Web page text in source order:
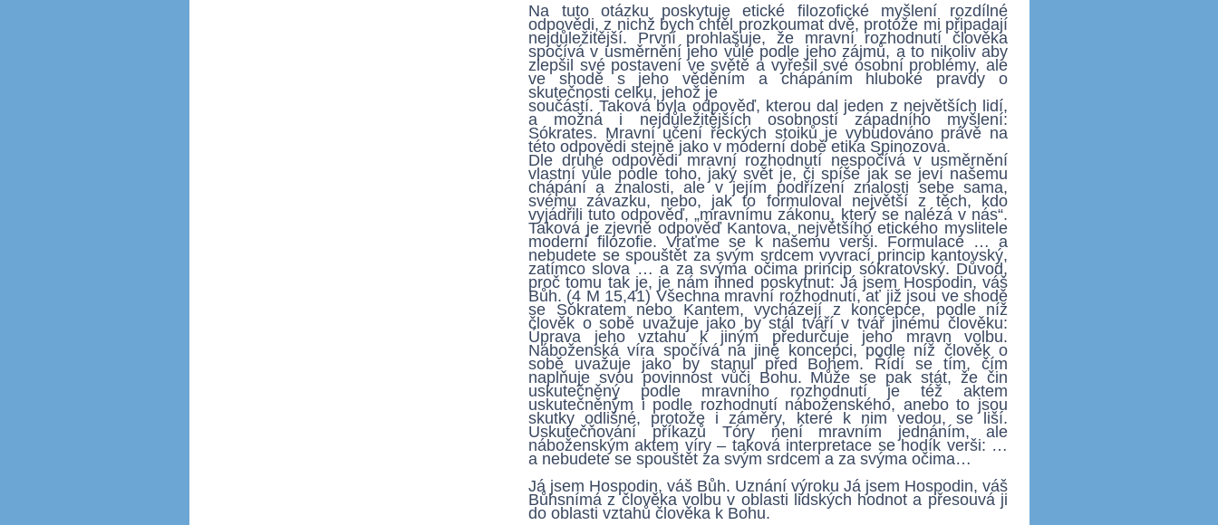
Na tuto otázku poskytuje etické filozofické myšlení rozdílné
odpovědi, z nichž bych chtěl prozkoumat dvě, protože mi připadají
nejdůležitější. První prohlašuje, že mravní rozhodnutí člověka
spočívá v usměrnění jeho vůle podle jeho zájmů, a to nikoliv aby
zlepšil své postavení ve světě a vyřešil své osobní problémy, ale
ve shodě s jeho věděním a chápáním hluboké pravdy o
skutečnosti celku, jehož je
součástí. Taková byla odpověď, kterou dal jeden z největších lidí,
a možná i nejdůležitějších osobností západního myšlení:
Sókrates. Mravní učení řeckých stoiků je vybudováno právě na
této odpovědi stejně jako v moderní době etika Spinozova.
Dle druhé odpovědi mravní rozhodnutí nespočívá v usměrnění
vlastní vůle podle toho, jaký svět je, či spíše jak se jeví našemu
chápání a znalosti, ale v jejím podřízení znalosti sebe sama,
svému závazku, nebo, jak to formuloval největší z těch, kdo
vyjádřili tuto odpověď, „mravnímu zákonu, který se nalézá v nás“.
Taková je zjevně odpověď Kantova, největšího etického myslitele
moderní filozofie. Vraťme se k našemu verši. Formulace … a
nebudete se spouštět za svým srdcem vyvrací princip kantovský,
zatímco slova … a za svýma očima princip sókratovský. Důvod,
proč tomu tak je, je nám ihned poskytnut: Já jsem Hospodin, váš
Bůh. (4 M 15,41) Všechna mravní rozhodnutí, ať již jsou ve shodě
se Sókratem nebo Kantem, vycházejí z koncepce, podle níž
člověk o sobě uvažuje jako by stál tváří v tvář jinému člověku:
Úprava jeho vztahu k jiným předurčuje jeho mravn volbu.
Náboženská víra spočívá na jiné koncepci, podle níž člověk o
sobě uvažuje jako by stanul před Bohem. Řídí se tím, čím
naplňuje svou povinnost vůči Bohu. Může se pak stát, že čin
uskutečněný podle mravního rozhodnutí je též aktem
uskutečněným i podle rozhodnutí náboženského, anebo to jsou
skutky odlišné, protože i záměry, které k nim vedou, se liší.
Uskutečňování příkazů Tóry není mravním jednáním, ale
náboženským aktem víry – taková interpretace se hodík verši: …
a nebudete se spouštět za svým srdcem a za svýma očima…
Já jsem Hospodin, váš Bůh. Uznání výroku Já jsem Hospodin, váš
Bůhsnímá z člověka volbu v oblasti lidských hodnot a přesouvá ji
do oblasti vztahů člověka k Bohu.